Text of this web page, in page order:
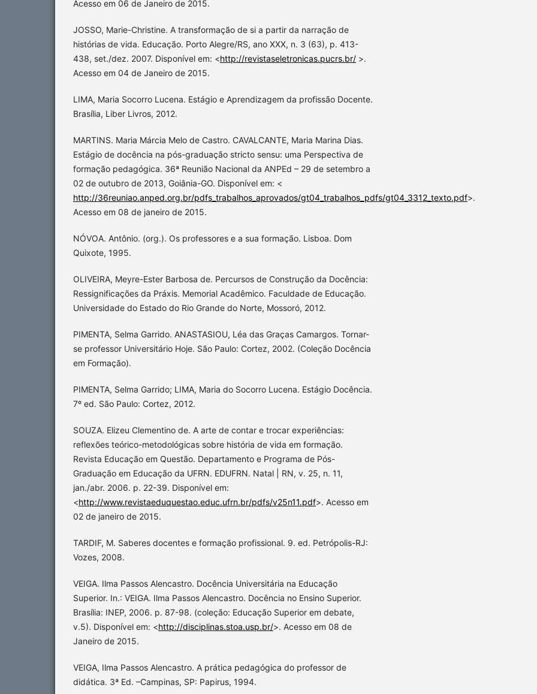
Acesso em 06 de Janeiro de 2015.
JOSSO, Marie-Christine. A transformação de si a partir da narração de
histórias de vida. Educação. Porto Alegre/RS, ano XXX, n. 3 (63), p. 413-
438, set./dez. 2007. Disponível em: <http://revistaseletronicas.pucrs.br/ >.
Acesso em 04 de Janeiro de 2015.
LIMA, Maria Socorro Lucena. Estágio e Aprendizagem da profissão Docente.
Brasília, Liber Livros, 2012.
MARTINS. Maria Márcia Melo de Castro. CAVALCANTE, Maria Marina Dias.
Estágio de docência na pós-graduação stricto sensu: uma Perspectiva de
formação pedagógica. 36ª Reunião Nacional da ANPEd – 29 de setembro a
02 de outubro de 2013, Goiânia-GO. Disponível em: <
http://36reuniao.anped.org.br/pdfs_trabalhos_aprovados/gt04_trabalhos_pdfs/gt04_3312_texto.pdf>.
Acesso em 08 de janeiro de 2015.
NÓVOA. Antônio. (org.). Os professores e a sua formação. Lisboa. Dom
Quixote, 1995.
OLIVEIRA, Meyre-Ester Barbosa de. Percursos de Construção da Docência:
Ressignificações da Práxis. Memorial Acadêmico. Faculdade de Educação.
Universidade do Estado do Rio Grande do Norte, Mossoró, 2012.
PIMENTA, Selma Garrido. ANASTASIOU, Léa das Graças Camargos. Tornar-
se professor Universitário Hoje. São Paulo: Cortez, 2002. (Coleção Docência
em Formação).
PIMENTA, Selma Garrido; LIMA, Maria do Socorro Lucena. Estágio Docência.
7º ed. São Paulo: Cortez, 2012.
SOUZA. Elizeu Clementino de. A arte de contar e trocar experiências:
reflexões teórico-metodológicas sobre história de vida em formação.
Revista Educação em Questão. Departamento e Programa de Pós-
Graduação em Educação da UFRN. EDUFRN. Natal | RN, v. 25, n. 11,
jan./abr. 2006. p. 22-39. Disponível em:
<http://www.revistaeduquestao.educ.ufrn.br/pdfs/v25n11.pdf>. Acesso em
02 de janeiro de 2015.
TARDIF, M. Saberes docentes e formação profissional. 9. ed. Petrópolis-RJ:
Vozes, 2008.
VEIGA. Ilma Passos Alencastro. Docência Universitária na Educação
Superior. In.: VEIGA. Ilma Passos Alencastro. Docência no Ensino Superior.
Brasília: INEP, 2006. p. 87-98. (coleção: Educação Superior em debate,
v.5). Disponível em: <http://disciplinas.stoa.usp.br/>. Acesso em 08 de
Janeiro de 2015.
VEIGA, Ilma Passos Alencastro. A prática pedagógica do professor de
didática. 3ª Ed. –Campinas, SP: Papirus, 1994.